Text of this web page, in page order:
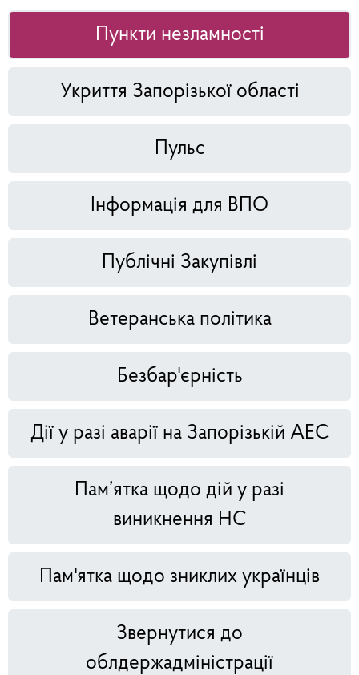
Пункти незламності
Укриття Запорізької області
Пульс
Інформація для ВПО
Публічні Закупівлі
Ветеранська політика
Безбар'єрність
Дії у разі аварії на Запорізькій АЕС
Пам’ятка щодо дій у разі
виникнення НС
Пам'ятка щодо зниклих українців
Звернутися до
облдержадміністрації